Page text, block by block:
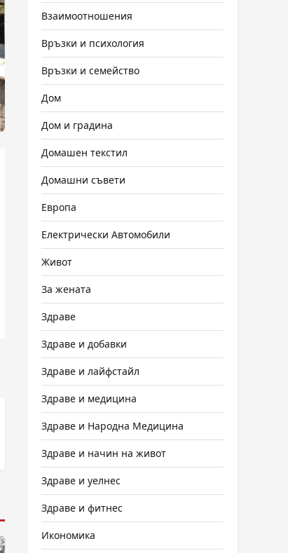
Взаимоотношения
Връзки и психология
Връзки и семейство
Дом
Дом и градина
Домашен текстил
Домашни съвети
Европа
Електрически Автомобили
Живот
За жената
Здраве
Здраве и добавки
Здраве и лайфстайл
Здраве и медицина
Здраве и Народна Медицина
Здраве и начин на живот
Здраве и уелнес
Здраве и фитнес
Икономика